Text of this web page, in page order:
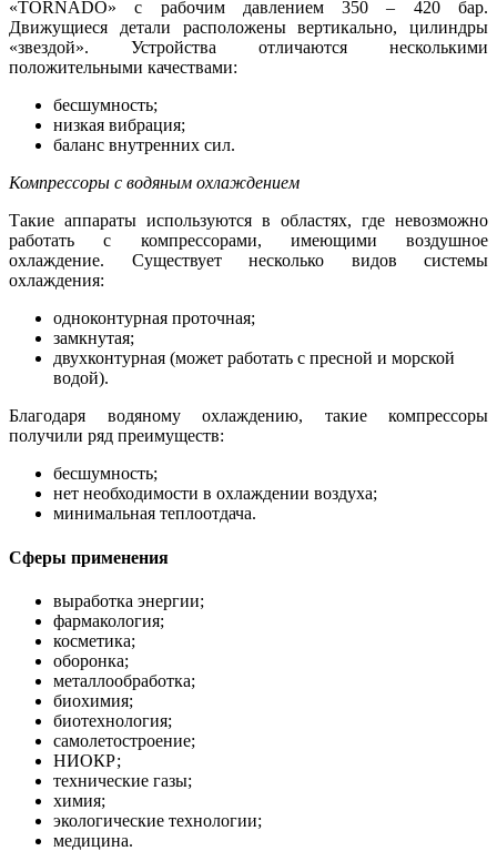
«TORNADO» с рабочим давлением 350 – 420 бар.
Движущиеся детали расположены вертикально, цилиндры
«звездой». Устройства отличаются несколькими
положительными качествами:
бесшумность;
низкая вибрация;
баланс внутренних сил.
Компрессоры с водяным охлаждением
Такие аппараты используются в областях, где невозможно
работать с компрессорами, имеющими воздушное
охлаждение. Существует несколько видов системы
охлаждения:
одноконтурная проточная;
замкнутая;
двухконтурная (может работать с пресной и морской
водой).
Благодаря водяному охлаждению, такие компрессоры
получили ряд преимуществ:
бесшумность;
нет необходимости в охлаждении воздуха;
минимальная теплоотдача.
Сферы применения
выработка энергии;
фармакология;
косметика;
оборонка;
металлообработка;
биохимия;
биотехнология;
самолетостроение;
НИОКР;
технические газы;
химия;
экологические технологии;
медицина.